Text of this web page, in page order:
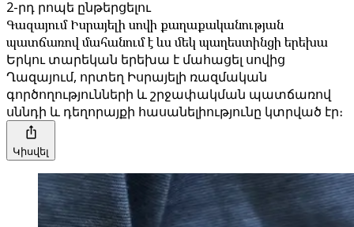
2-րդ րոպե ընթերցելու
Գազայում Իսրայելի սովի քաղաքականության
պատճառով մահանում է ևս մեկ պաղեստինցի երեխա
Երկու տարեկան երեխա է մահացել սովից
Ղազայում, որտեղ Իսրայելի ռազմական
գործողությունների և շրջափակման պատճառով
սննդի և դեղորայքի հասանելիությունը կտրված էր։
Կիսվել